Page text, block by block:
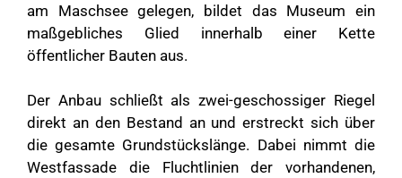
am Maschsee gelegen, bildet das Museum ein
maßgebliches Glied innerhalb einer Kette
öffentlicher Bauten aus.
Der Anbau schließt als zwei-geschossiger Riegel
direkt an den Bestand an und erstreckt sich über
die gesamte Grundstückslänge. Dabei nimmt die
Westfassade die Fluchtlinien der vorhandenen,